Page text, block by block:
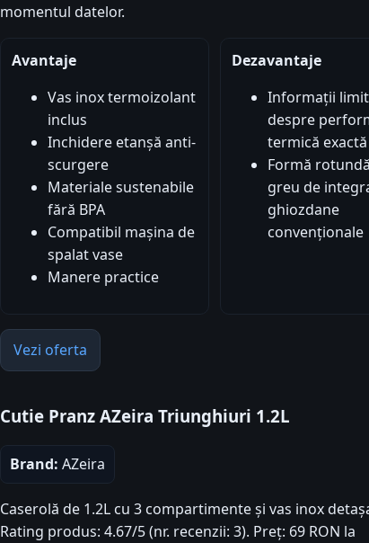
momentul datelor.
Avantaje
Vas inox termoizolant
inclus
Inchidere etanșă anti-
scurgere
Materiale sustenabile
fără BPA
Compatibil mașina de
spalat vase
Manere practice
Dezavantaje
Informații
despre
termică exactă
Formă
greu de
ghiozdane
convenționale
Vezi oferta
Cutie Pranz AZeira Triunghiuri 1.2L
Brand: AZeira
Caserolă de 1.2L cu 3 compartimente și vas inox
Rating produs: 4.67/5 (nr. recenzii: 3). Preț: 69 RON la